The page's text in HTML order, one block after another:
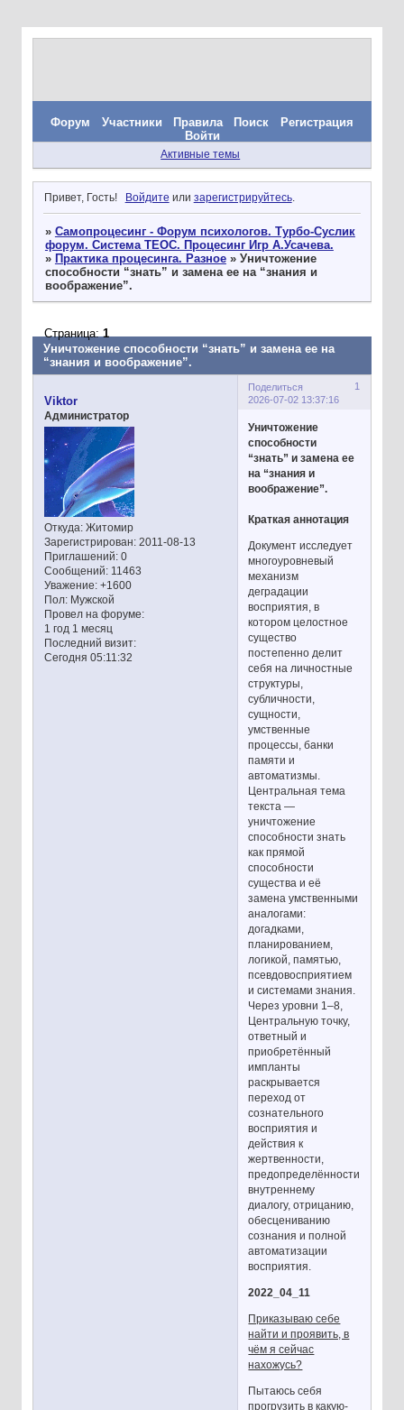
Форум Участники Правила Поиск
Регистрация
Войти
Активные темы
Привет, Гость! Войдите или зарегистрируйтесь.
» Самопроцесинг - Форум психологов. Турбо-Суслик
форум. Система ТЕОС. Процесинг Игр А.Усачева.
» Практика процесинга. Разное » Уничтожение
способности “знать” и замена ее на “знания и
воображение”.
Уничтожение способности “знать” и замена ее на
“знания и воображение”.
Страница:1
Поделиться
1
2026-07-02 13:37:16
Viktor
Администратор
Откуда:Житомир
Зарегистрирован: 2011-08-13
Приглашений:0
Сообщений:11463
Уважение: +1600
Пол:Мужской
Провел на форуме:
1 год 1 месяц
Последний визит:
Сегодня 05:11:32
Уничтожение
способности
“знать” и замена ее
на “знания и
воображение”.
Краткая аннотация
Документ исследует
многоуровневый
механизм
деградации
восприятия, в
котором целостное
существо
постепенно делит
себя на личностные
структуры,
субличности,
сущности,
умственные
процессы, банки
памяти и
автоматизмы.
Центральная тема
текста —
уничтожение
способности знать
как прямой
способности
существа и её
замена умственными
аналогами:
догадками,
планированием,
логикой, памятью,
псевдовосприятием
и системами знания.
Через уровни 1–8,
Центральную точку,
ответный и
приобретённый
импланты
раскрывается
переход от
сознательного
восприятия и
действия к
жертвенности,
предопределённости,
внутреннему
диалогу, отрицанию,
обесцениванию
сознания и полной
автоматизации
восприятия.
2022_04_11
Приказываю себе
найти и проявить, в
чём я сейчас
нахожусь?
Пытаюсь себя
прогрузить в какую-